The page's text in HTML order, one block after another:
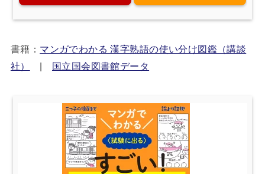
書籍： マンガでわかる 漢字熟語の使い分け図鑑（講談
社）
| 国立国会図書館データ